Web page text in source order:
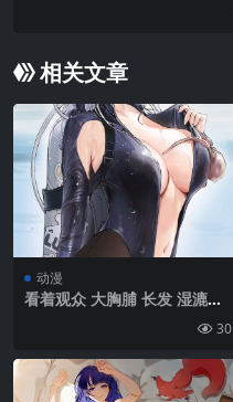
相关文章
动漫
看着观众 大胸脯 长发 湿漉漉
的嘴唇 大腿 阿祖尔巷 撕裂的
（阿祖尔小巷） 湿漉乎乎的
紧身衣 湿泳衣 章鱼 水肺潜水
30